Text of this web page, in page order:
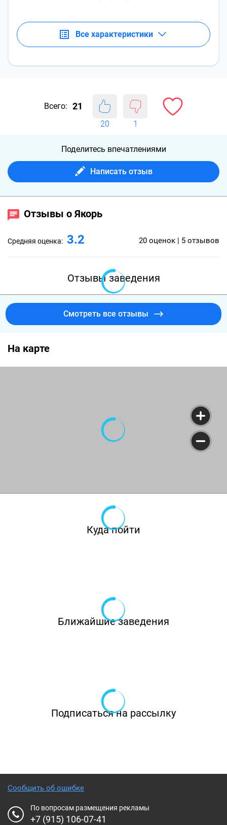
Все характеристики
Всего: 21
20 1
Поделитесь впечатлениями
Написать отзыв
Отзывы о Якорь
Средняя оценка: 3.2 20 оценок | 5 отзывов
Отзывы заведения
Смотреть все отзывы
На карте
Куда пойти
Ближайшие заведения
Подписаться на рассылку
Сообщить об ошибке
По вопросам размещения рекламы
+7 (915) 106-07-41